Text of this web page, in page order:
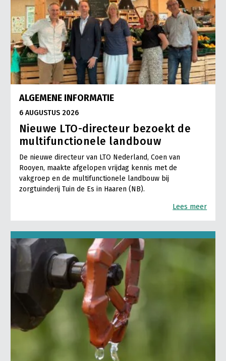
ALGEMENE INFORMATIE
6 AUGUSTUS 2026
Nieuwe LTO-directeur bezoekt de
multifunctionele landbouw
De nieuwe directeur van LTO Nederland, Coen van
Rooyen, maakte afgelopen vrijdag kennis met de
vakgroep en de multifunctionele landbouw bij
zorgtuinderij Tuin de Es in Haaren (NB).
Lees meer